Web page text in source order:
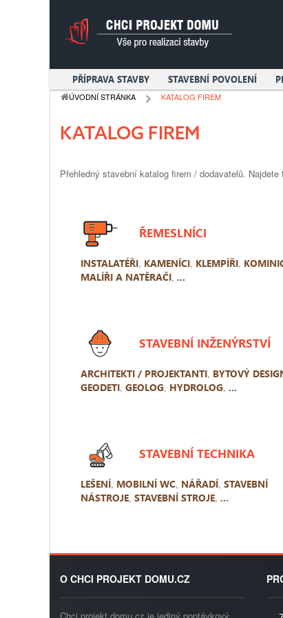
PŘÍPRAVA STAVBY STAVEBNÍ POVOLENÍ
ÚVODNÍ STRÁNKA KATALOG FIREM
KATALOG FIREM
Přehledný stavební katalog firem / dodavatelů.
ŘEMESLNÍCI
INSTALATÉŘI, KAMENÍCI, KLEMPÍŘI,
MALÍŘI A NATĚRAČI, ...
STAVEBNÍ INŽENÝRSTVÍ
ARCHITEKTI / PROJEKTANTI, BYTOVÝ
GEODETI, GEOLOG, HYDROLOG, ...
STAVEBNÍ TECHNIKA
LEŠENÍ, MOBILNÍ WC, NÁŘADÍ, STAVEBNÍ
NÁSTROJE, STAVEBNÍ STROJE, ...
O CHCI PROJEKT DOMU.CZ
Chci projekt domu.cz je jediný poptávkový